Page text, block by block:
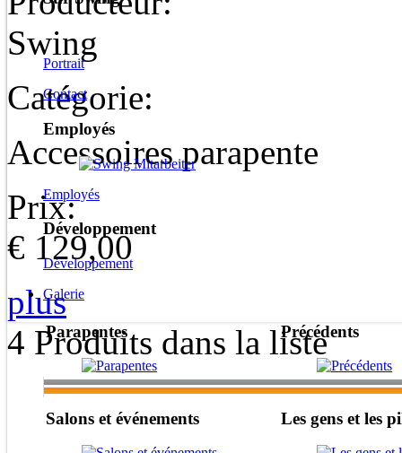
Portrait
Contact
Employés
Employés
Développement
Développement
Galerie
Parapentes Précédents
Salons et événements Les gens et les
Swing
Catégorie:
Accessoires parapente
Prix:
€ 129,00
plus
4 Produits dans la liste